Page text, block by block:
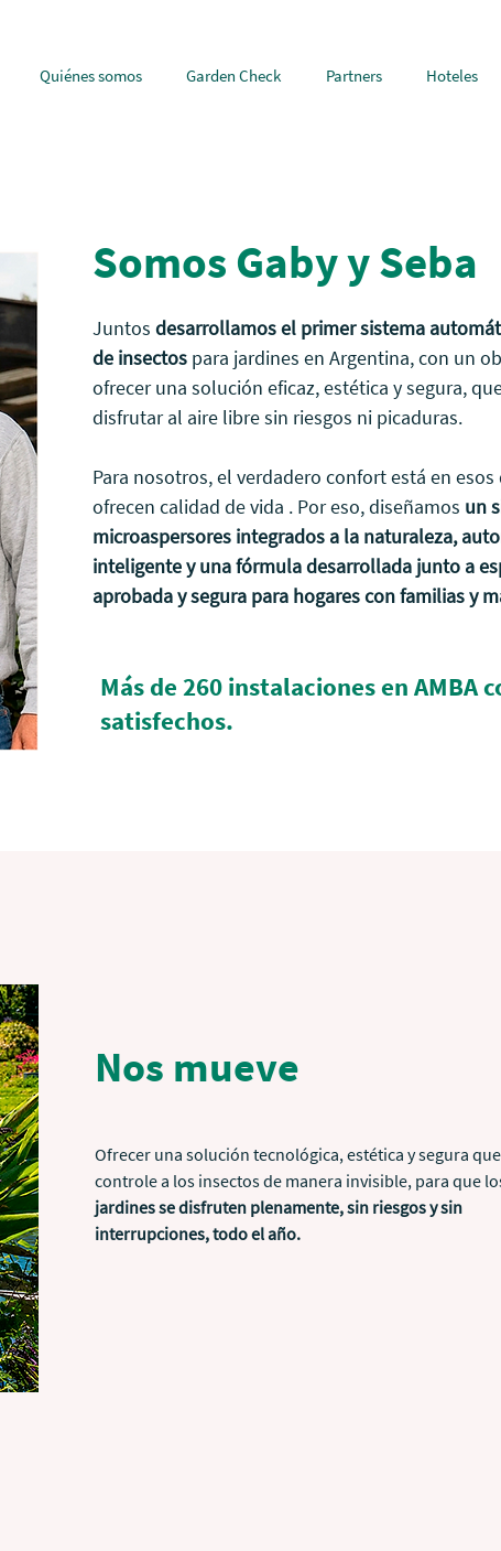
Quiénes somos Garden Check Partners Hoteles
Somos Gaby y Seba
Juntos desarrollamos el primer sistema
de insectos para jardines en Argentina, con un
ofrecer una solución eficaz, estética y segura,
disfrutar al aire libre sin riesgos ni picaduras.
Para nosotros, el verdadero confort está en
ofrecen calidad de vida . Por eso, diseñamos un
microaspersores integrados a la naturaleza,
inteligente y una fórmula desarrollada junto a
aprobada y segura para hogares con familias y
Más de 260 instalaciones en AMBA
satisfechos.
Nos mueve
Ofrecer una solución tecnológica, estética y segura que
controle a los insectos de manera invisible, para que
jardines se disfruten plenamente, sin riesgos y sin
interrupciones, todo el año.